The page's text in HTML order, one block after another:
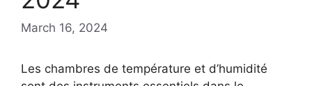
March 16, 2024
Les chambres de température et d’humidité